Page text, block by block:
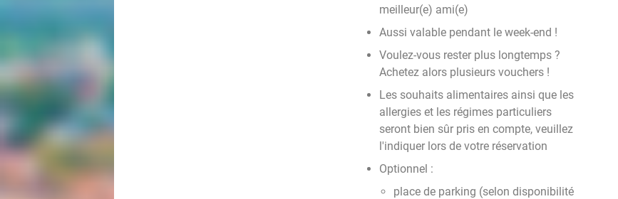
meilleur(e) ami(e)
Aussi valable pendant le week-end !
Voulez-vous rester plus longtemps ?
Achetez alors plusieurs vouchers !
Les souhaits alimentaires ainsi que les
allergies et les régimes particuliers
seront bien sûr pris en compte, veuillez
l'indiquer lors de votre réservation
Optionnel :
place de parking (selon disponibilité